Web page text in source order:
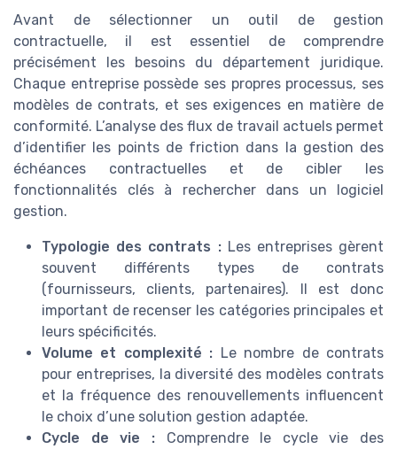
Avant de sélectionner un outil de gestion
contractuelle, il est essentiel de comprendre
précisément les besoins du département juridique.
Chaque entreprise possède ses propres processus, ses
modèles de contrats, et ses exigences en matière de
conformité. L’analyse des flux de travail actuels permet
d’identifier les points de friction dans la gestion des
échéances contractuelles et de cibler les
fonctionnalités clés à rechercher dans un logiciel
gestion.
Typologie des contrats :Les entreprises gèrent
souvent différents types de contrats
(fournisseurs, clients, partenaires). Il est donc
important de recenser les catégories principales et
leurs spécificités.
Volume et complexité : Le nombre de contrats
pour entreprises, la diversité des modèles contrats
et la fréquence des renouvellements influencent
le choix d’une solution gestion adaptée.
Cycle de vie :Comprendre le cycle vie des